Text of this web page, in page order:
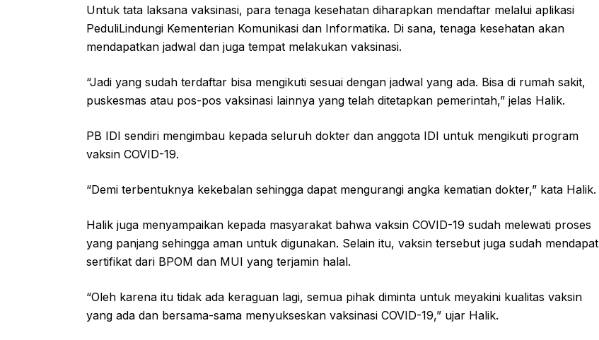
Untuk tata laksana vaksinasi, para tenaga kesehatan diharapkan mendaftar melalui aplikasi
PeduliLindungi Kementerian Komunikasi dan Informatika. Di sana, tenaga kesehatan akan
mendapatkan jadwal dan juga tempat melakukan vaksinasi.
“Jadi yang sudah terdaftar bisa mengikuti sesuai dengan jadwal yang ada. Bisa di rumah sakit,
puskesmas atau pos-pos vaksinasi lainnya yang telah ditetapkan pemerintah,” jelas Halik.
PB IDI sendiri mengimbau kepada seluruh dokter dan anggota IDI untuk mengikuti program
vaksin COVID-19.
“Demi terbentuknya kekebalan sehingga dapat mengurangi angka kematian dokter,” kata Halik.
Halik juga menyampaikan kepada masyarakat bahwa vaksin COVID-19 sudah melewati proses
yang panjang sehingga aman untuk digunakan. Selain itu, vaksin tersebut juga sudah mendapat
sertifikat dari BPOM dan MUI yang terjamin halal.
“Oleh karena itu tidak ada keraguan lagi, semua pihak diminta untuk meyakini kualitas vaksin
yang ada dan bersama-sama menyukseskan vaksinasi COVID-19,” ujar Halik.